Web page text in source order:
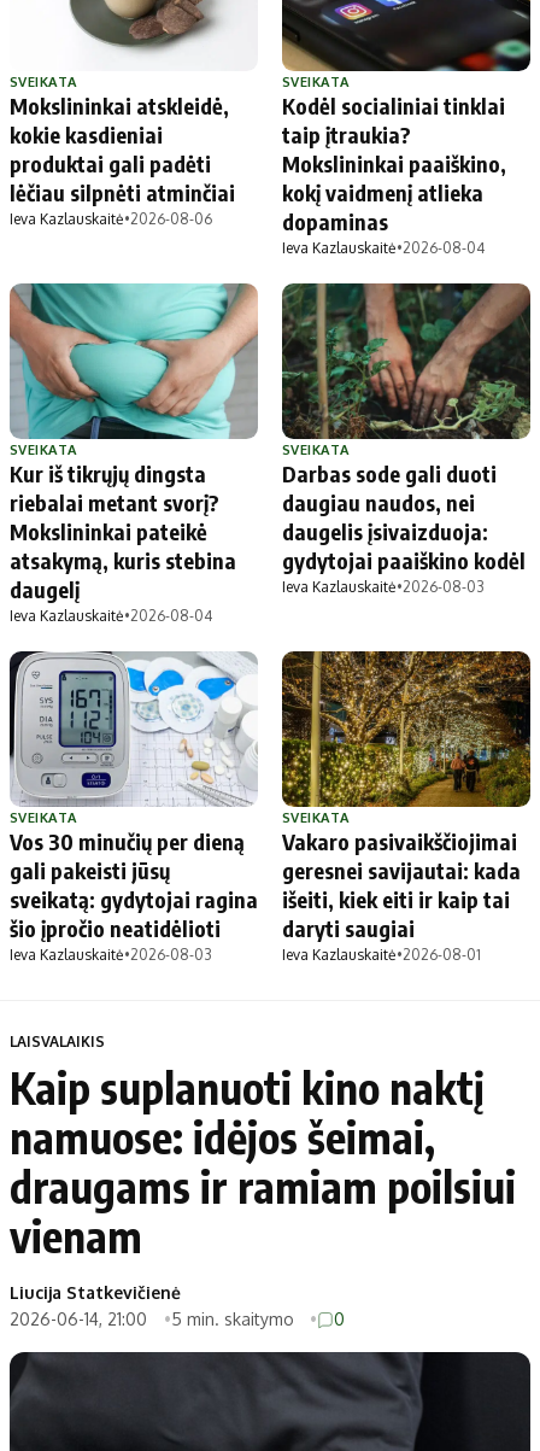
SVEIKATA
Mokslininkai atskleidė,
kokie kasdieniai
produktai gali padėti
lėčiau silpnėti atminčiai
Ieva Kazlauskaitė•2026-08-06
SVEIKATA
Kodėl socialiniai tinklai
taip įtraukia?
Mokslininkai paaiškino,
kokį vaidmenį atlieka
dopaminas
Ieva Kazlauskaitė•2026-08-04
SVEIKATA
Kur iš tikrųjų dingsta
riebalai metant svorį?
Mokslininkai pateikė
atsakymą, kuris stebina
daugelį
Ieva Kazlauskaitė•2026-08-04
SVEIKATA
Darbas sode gali duoti
daugiau naudos, nei
daugelis įsivaizduoja:
gydytojai paaiškino kodėl
Ieva Kazlauskaitė•2026-08-03
SVEIKATA
Vos 30 minučių per dieną
gali pakeisti jūsų
sveikatą: gydytojai ragina
šio įpročio neatidėlioti
Ieva Kazlauskaitė•2026-08-03
SVEIKATA
Vakaro pasivaikščiojimai
geresnei savijautai: kada
išeiti, kiek eiti ir kaip tai
daryti saugiai
Ieva Kazlauskaitė•2026-08-01
LAISVALAIKIS
Kaip suplanuoti kino naktį
namuose: idėjos šeimai,
draugams ir ramiam poilsiui
vienam
Liucija Statkevičienė
2026-06-14, 21:00
5 min. skaitymo 0